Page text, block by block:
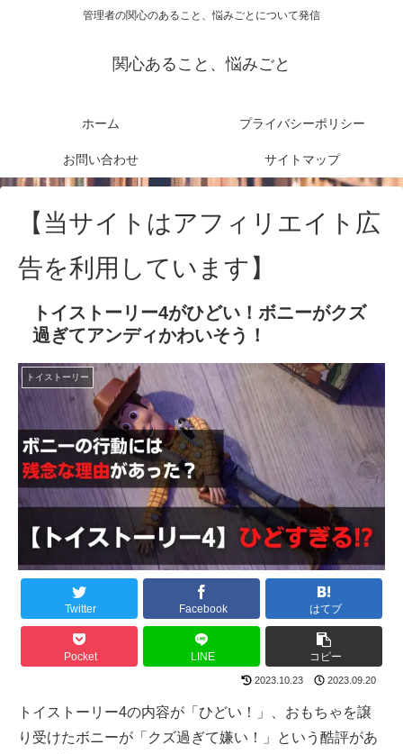
管理者の関心のあること、悩みごとについて発信
関心あること、悩みごと
ホーム プライバシーポリシー
お問い合わせ サイトマップ
【当サイトはアフィリエイト広
告を利用しています】
トイストーリー4がひどい！ボニーがクズ
過ぎてアンディかわいそう！
トイストーリー
Twitter Facebook はてブ
Pocket LINE コピー
2023.10.23 2023.09.20
トイストーリー4の内容が「ひどい！」、おもちゃを譲
り受けたボニーが「クズ過ぎて嫌い！」という酷評があ